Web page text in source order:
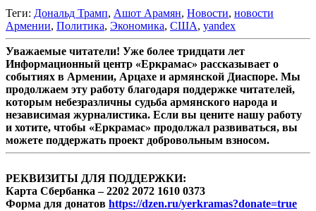
Теги: Дональд Трамп, Ашот Арамян, Новости, новости
Армении, Политика, Экономика, США, yandex
Уважаемые читатели! Уже более тридцати лет
Информационный центр «Еркрамас» рассказывает о
событиях в Армении, Арцахе и армянской Диаспоре. Мы
продолжаем эту работу благодаря поддержке читателей,
которым небезразличны судьба армянского народа и
независимая журналистика. Если вы цените нашу работу
и хотите, чтобы «Еркрамас» продолжал развиваться, вы
можете поддержать проект добровольным взносом.
РЕКВИЗИТЫ ДЛЯ ПОДДЕРЖКИ:
Карта Сбербанка – 2202 2072 1610 0373
Форма для донатов https://dzen.ru/yerkramas?donate=true